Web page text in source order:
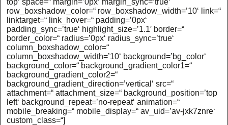
row_boxshadow_color=“ row_boxshadow_width=’10‘ link=“
linktarget=“ link_hover=“ padding=’0px‘
padding_sync=’true‘ highlight_size=’1.1′ border=“
border_color=“ radius=’0px‘ radius_sync=’true‘
column_boxshadow_color=“
column_boxshadow_width=’10‘ background=’bg_color‘
background_color=“ background_gradient_color1=“
background_gradient_color2=“
background_gradient_direction=’vertical‘ src=“
attachment=“ attachment_size=“ background_position=’top
left‘ background_repeat=’no-repeat‘ animation=“
mobile_breaking=“ mobile_display=“ av_uid=’av-jxk7znre‘
custom_class=“]